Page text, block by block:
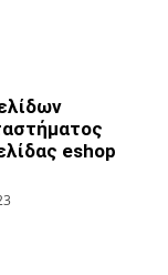
eshop